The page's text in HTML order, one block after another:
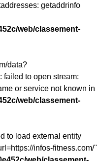
getaddrinfo
web/classement-
data?
failed to open stream:
or service not known in
web/classement-
to load external entity
infos-fitness.com/"